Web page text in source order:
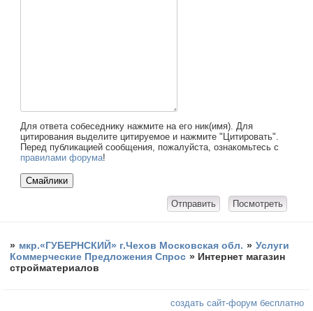
Для ответа собеседнику нажмите на его ник(имя). Для
цитирования выделите цитируемое и нажмите "Цитировать".
Перед публикацией сообщения, пожалуйста, ознакомьтесь с
правилами форума!
» мкр.«ГУБЕРНСКИЙ» г.Чехов Московская обл. » Услуги
Коммерческие Предложения Спрос » Интернет магазин
стройматериалов
создать сайт-форум бесплатно